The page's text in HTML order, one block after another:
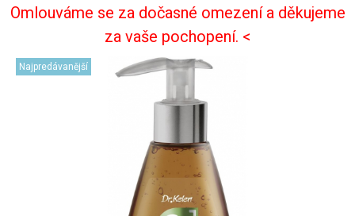
Omlouváme se za dočasné omezení a děkujeme
za vaše pochopení. <
Najpredávanější